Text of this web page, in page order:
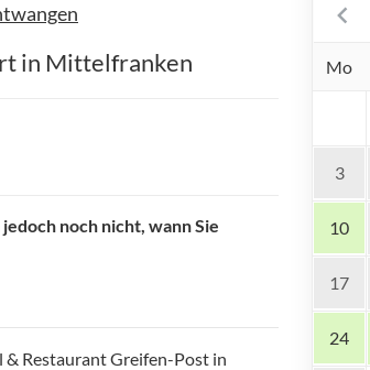
in Mittelfranken
noch nicht, wann Sie
& Restaurant Greifen-Post in
Mo
3
10
17
24